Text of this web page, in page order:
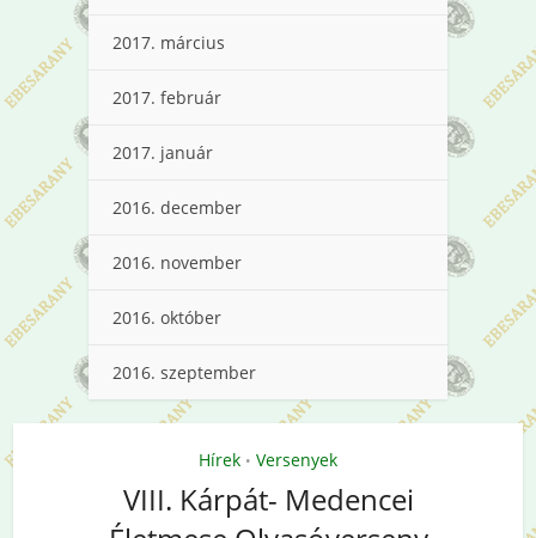
2017. március
2017. február
2017. január
2016. december
2016. november
2016. október
2016. szeptember
Hírek • Versenyek
VIII. Kárpát- Medencei